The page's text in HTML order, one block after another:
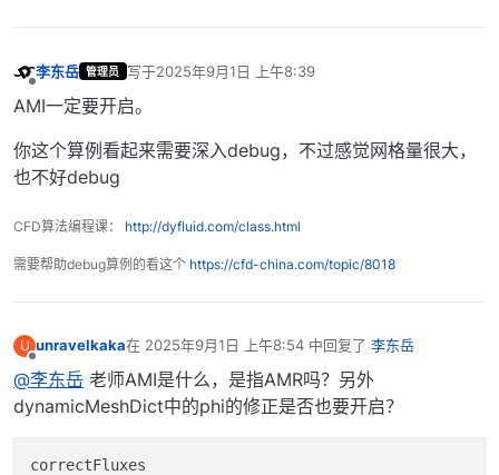
李东岳 管理员 写于2025年9月1日 上午8:39
最后由 编辑
AMI一定要开启。
你这个算例看起来需要深入debug，不过感觉网格量很大，
也不好debug
CFD算法编程课： http://dyfluid.com/class.html
需要帮助debug算例的看这个 https://cfd-china.com/topic/8018
U unravelkaka在 2025年9月1日 上午8:54 中回复了 李东岳
最后由 编辑
@李东岳 老师AMI是什么，是指AMR吗？另外
dynamicMeshDict中的phi的修正是否也要开启？
correctFluxes